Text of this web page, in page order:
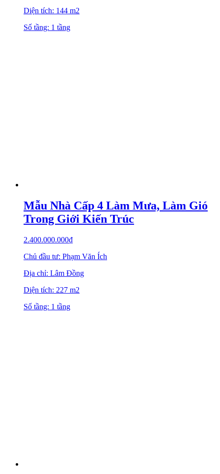
Diện tích: 144 m2
Số tầng: 1 tầng
Mẫu Nhà Cấp 4 Làm Mưa, Làm Gió
Trong Giới Kiến Trúc
2.400.000.000₫
Chủ đầu tư: Phạm Văn Ích
Địa chỉ: Lâm Đồng
Diện tích: 227 m2
Số tầng: 1 tầng